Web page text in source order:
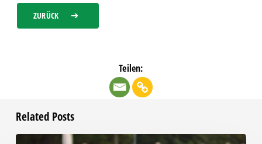
ZURÜCK
Teilen:
Related Posts